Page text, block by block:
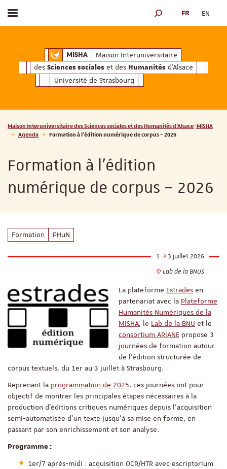
MISHAMaison Interuniversitaire des
Maison Interuniversitaire
des Sciences sociales et des Humanités d'Alsace
Université de Strasbourg
Afficher / masquer le menu MOTEUR DE
FR EN
Vous êtes ici :
Maison Interuniversitaire des Sciences sociales et des Humanités d'Alsace | MISHA
Agenda
Formation à l’édition numérique de corpus – 2026
Formation à l’édition
numérique de corpus – 2026
Formation PHuN
1
3 juillet 2026
Lab de la BNUS
La plateforme Estrades en
partenariat avec la Plateforme
Humanités Numériques de la
MISHA, le Lab de la BNU et le
consortium ARIANE propose 3
journées de formation autour
de l’édition structurée de
corpus textuels, du 1er au 3 juillet à Strasbourg.
Reprenant la programmation de 2025, ces journées ont pour
objectif de montrer les principales étapes nécessaires à la
production d’éditions critiques numériques depuis l’acquisition
semi-automatisée d’un texte jusqu’à sa mise en forme, en
passant par son enrichissement et son analyse.
Programme :
1er/7 après-midi : acquisition OCR/HTR avec escriptorium